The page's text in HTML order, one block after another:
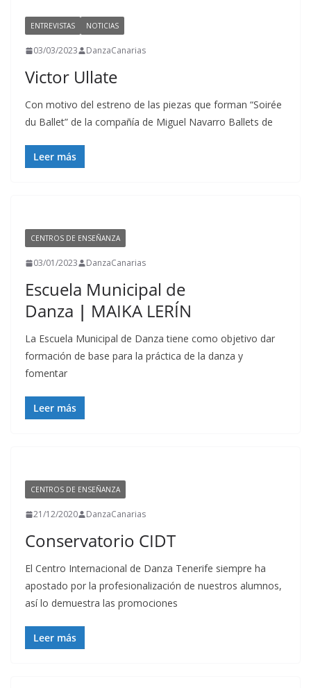
ENTREVISTAS NOTICIAS
03/03/2023 DanzaCanarias
Victor Ullate
Con motivo del estreno de las piezas que forman “Soirée
du Ballet” de la compañía de Miguel Navarro Ballets de
Leer más
CENTROS DE ENSEÑANZA
03/01/2023 DanzaCanarias
Escuela Municipal de
Danza | MAIKA LERÍN
La Escuela Municipal de Danza tiene como objetivo dar
formación de base para la práctica de la danza y
fomentar
Leer más
CENTROS DE ENSEÑANZA
21/12/2020 DanzaCanarias
Conservatorio CIDT
El Centro Internacional de Danza Tenerife siempre ha
apostado por la profesionalización de nuestros alumnos,
así lo demuestra las promociones
Leer más